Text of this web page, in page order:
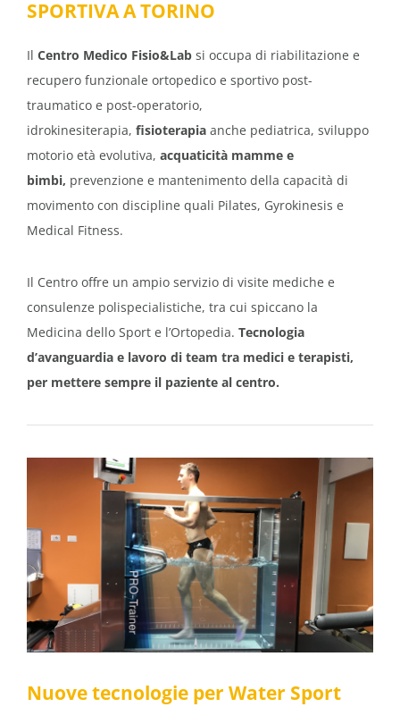
SPORTIVA A TORINO
Il Centro Medico Fisio&Lab si occupa di riabilitazione e
recupero funzionale ortopedico e sportivo post-
traumatico e post-operatorio,
idrokinesiterapia, fisioterapiaanche pediatrica, sviluppo
motorio età evolutiva, acquaticità mamme e
bimbi, prevenzione e mantenimento della capacità di
movimento con discipline quali Pilates, Gyrokinesis e
Medical Fitness.
Il Centro offre un ampio servizio di visite mediche e
consulenze polispecialistiche, tra cui spiccano la
Medicina dello Sport e l’Ortopedia. Tecnologia
d’avanguardia e lavoro di team tra medici e terapisti,
per mettere sempre il paziente al centro.
Nuove tecnologie per Water Sport Rehab e
Test di valutazione
Fisioterapia Medicina dello sport Riabilitazione
Nuove tecnologie per Water Sport